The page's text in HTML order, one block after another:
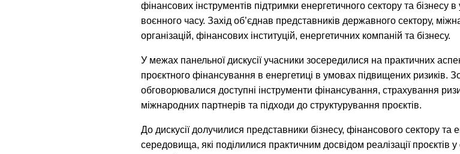
фінансових інструментів підтримки енергетичного сектору та бізнесу
воєнного часу. Захід об’єднав представників державного сектору,
організацій, фінансових інституцій, енергетичних компаній та бізнесу.
У межах панельної дискусії учасники зосередилися на практичних
проєктного фінансування в енергетиці в умовах підвищених ризиків.
обговорювалися доступні інструменти фінансування, страхування
міжнародних партнерів та підходи до структурування проєктів.
До дискусії долучилися представники бізнесу, фінансового сектору та
середовища, які поділилися практичним досвідом реалізації проєктів